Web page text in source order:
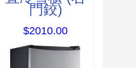
門鉸)
$2010.00